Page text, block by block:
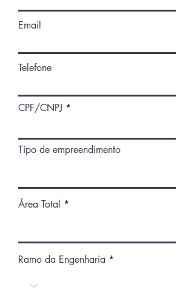
Email
Telefone
CPF/CNPJ
Tipo de empreendimento
Área Total
Ramo da Engenharia